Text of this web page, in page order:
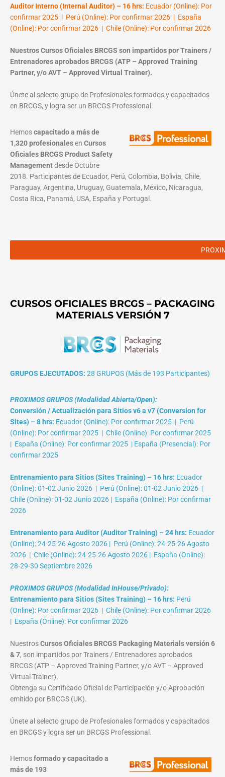
Auditor Interno (Internal Auditor) – 16 hrs: Ecuador (Online): Por
confirmar 2025 | Perú (Online): Por confirmar 2026 | España
(Online): Por confirmar 2026 | Chile (Online): Por confirmar 2026
Nuestros Cursos Oficiales BRCGS son impartidos por Trainers /
Entrenadores aprobados BRCGS (ATP – Approved Training
Partner, y/o AVT – Approved Virtual Trainer).
Únete al selecto grupo de Profesionales formados y capacitados
en BRCGS, y logra ser un BRCGS Professional.
Hemoscapacitado a más de
1,320 profesionalesen Cursos
Oficiales BRCGS Product Safety
Managementdesde Octubre
2018. Participantes de Ecuador, Perú, Colombia, Bolivia, Chile,
Paraguay, Argentina, Uruguay, Guatemala, México, Nicaragua,
Costa Rica, Panamá, USA, España y Portugal.
CURSOS OFICIALES BRCGS – PACKAGING
MATERIALS VERSIÓN 7
GRUPOS EJECUTADOS: 28 GRUPOS (Más de 193 Participantes)
PROXIMOS GRUPOS (Modalidad Abierta/Open):
Conversión / Actualización para Sitios v6 a v7 (Conversion for
Sites) – 8 hrs: Ecuador (Online): Por confirmar 2025 | Perú
(Online): Por confirmar 2025 | Chile (Online): Por confirmar 2025
| España (Online): Por confirmar 2025 | España (Presencial): Por
confirmar 2025
Entrenamiento para Sitios (Sites Training) – 16 hrs: Ecuador
(Online): 01-02 Junio 2026 | Perú (Online): 01-02 Junio 2026 |
Chile (Online): 01-02 Junio 2026 | España (Online): Por confirmar
2026
Entrenamiento para Auditor (Auditor Training) – 24 hrs: Ecuador
(Online): 24-25-26 Agosto 2026 | Perú (Online): 24-25-26 Agosto
2026 | Chile (Online): 24-25-26 Agosto 2026 | España (Online):
28-29-30 Septiembre 2026
PROXIMOS GRUPOS (Modalidad InHouse/Privado):
Entrenamiento para Sitios (Sites Training) – 16 hrs: Perú
(Online): Por confirmar 2026 | Chile (Online): Por confirmar 2026
| España (Online): Por confirmar 2026
NuestrosCursos Oficiales BRCGS Packaging Materials versión 6
& 7, son impartidos por Trainers / Entrenadores aprobados
BRCGS (ATP – Approved Training Partner, y/o AVT – Approved
Virtual Trainer).
Obtenga su Certificado Oficial de Participación y/o Aprobación
emitido por BRCGS (UK).
Únete al selecto grupo de Profesionales formados y capacitados
en BRCGS y logra ser un BRCGS Professional.
Hemosformado y capacitado a
más de 193